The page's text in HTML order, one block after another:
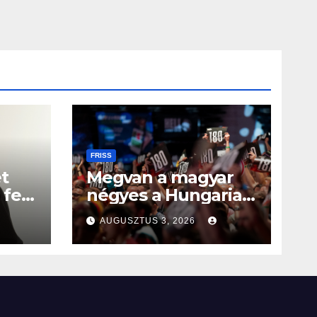
fel
FRISS
Megvan a magyar
négyes a Hungarian
Darts Trophyra
AUGUSZTUS 3, 2026